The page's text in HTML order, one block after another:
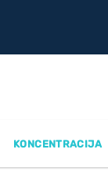
KONCENTRACIJA